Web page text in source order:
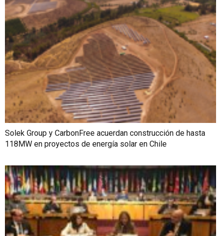
Solek Group y CarbonFree acuerdan construcción de hasta
118MW en proyectos de energía solar en Chile